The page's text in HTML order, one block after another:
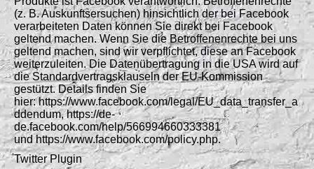
(z. B. Auskunftsersuchen) hinsichtlich der bei Facebook
verarbeiteten Daten können Sie direkt bei Facebook
geltend machen. Wenn Sie die Betroffenenrechte bei uns
geltend machen, sind wir verpflichtet, diese an Facebook
weiterzuleiten. Die Datenübertragung in die USA wird auf
die Standardvertragsklauseln der EU-Kommission
gestützt. Details finden Sie
hier: https://www.facebook.com/legal/EU_data_transfer_a
ddendum, https://de-
de.facebook.com/help/566994660333381
und https://www.facebook.com/policy.php.
Twitter Plugin